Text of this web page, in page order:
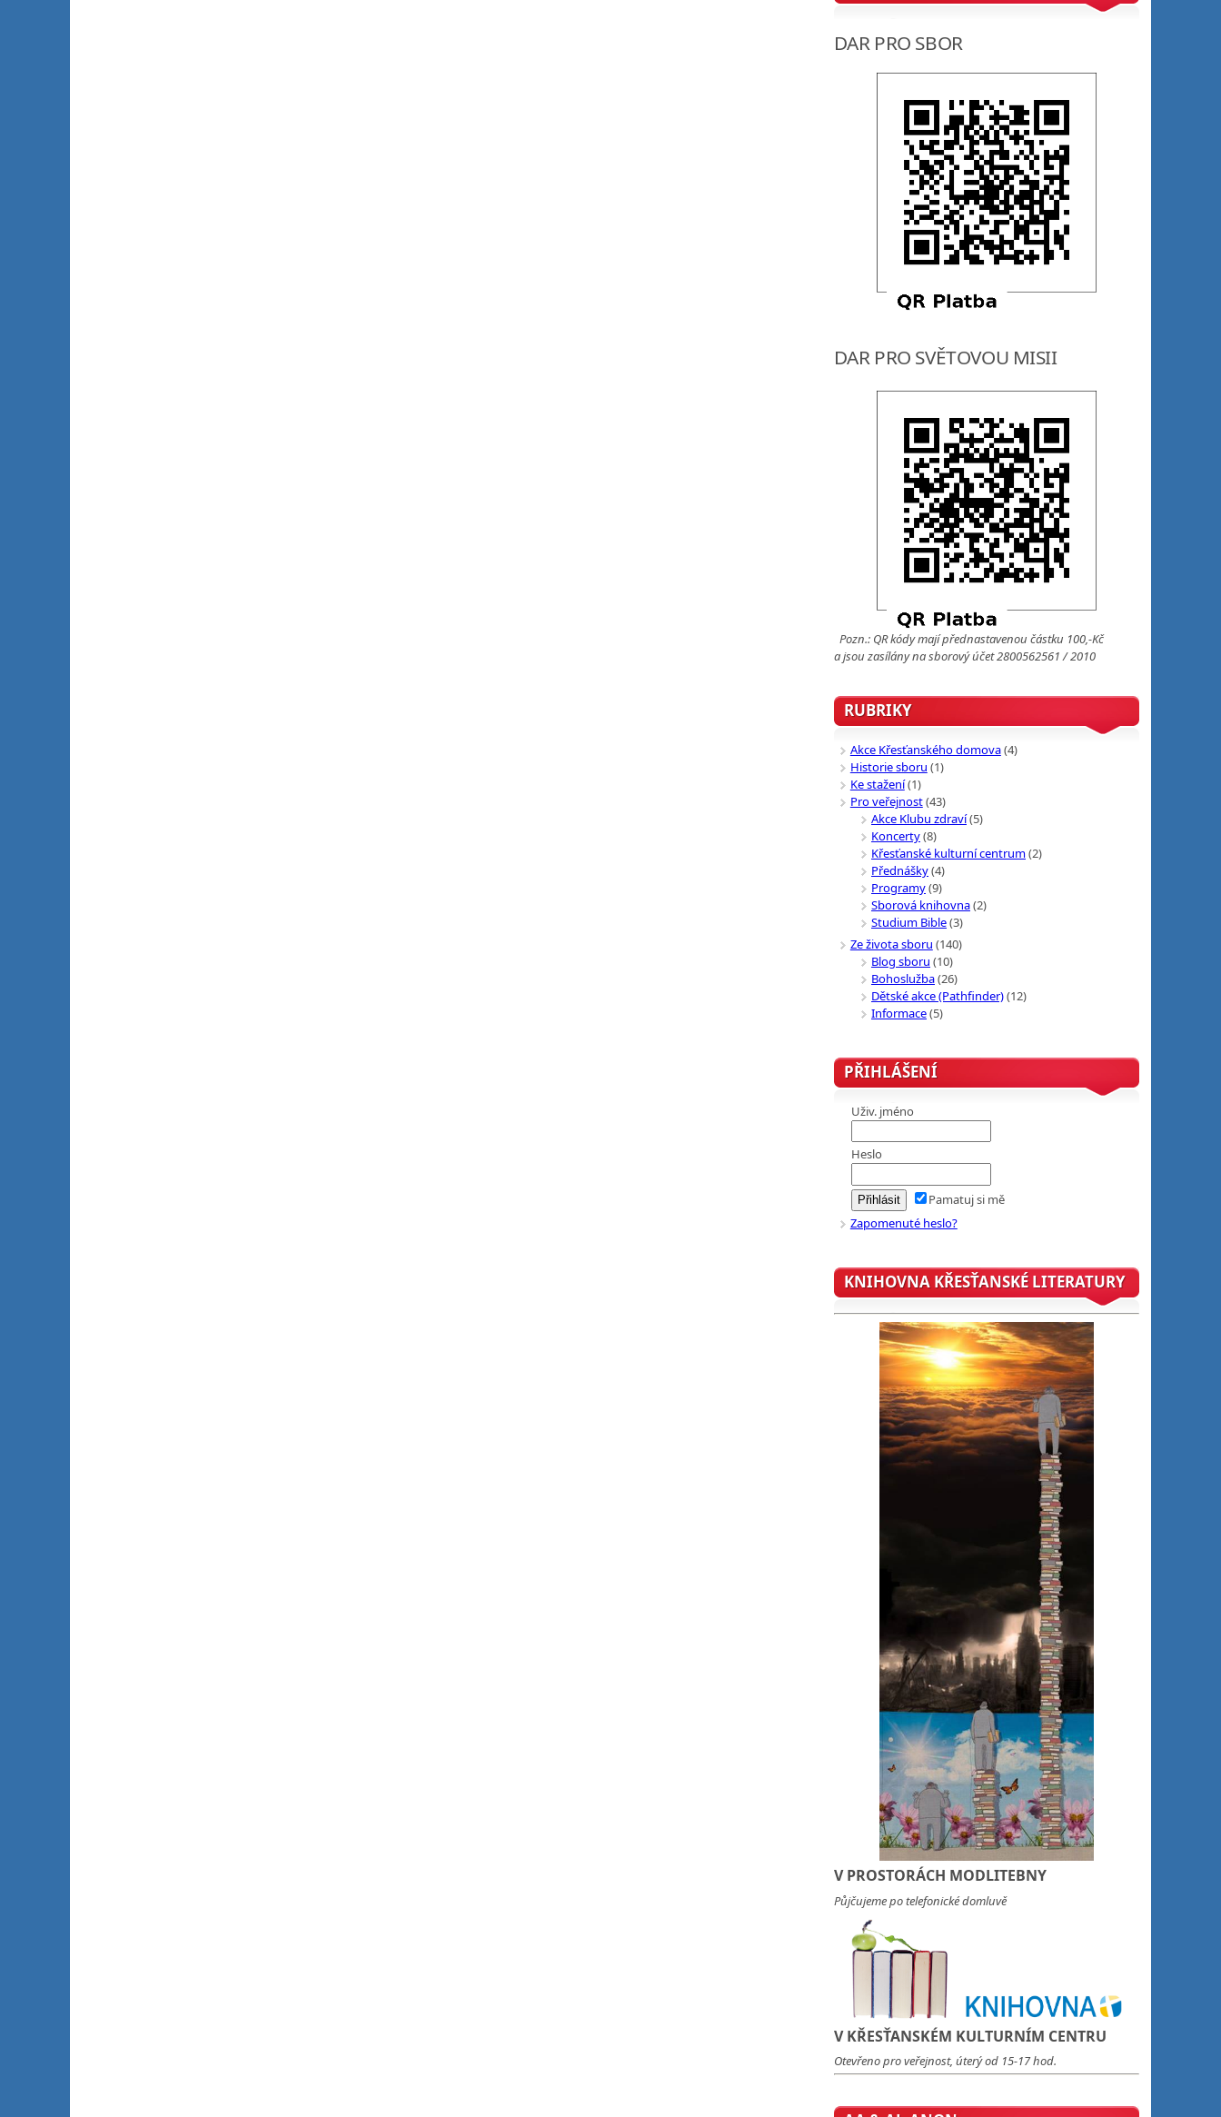
DAR PRO SBOR
DAR PRO SVĚTOVOU MISII
Pozn.: QR kódy mají přednastavenou částku 100,-Kč
a jsou zasílány na sborový účet 2800562561 / 2010
RUBRIKY
Akce Křesťanského domova(4)
Historie sboru (1)
Ke stažení(1)
Pro veřejnost(43)
Akce Klubu zdraví(5)
Koncerty(8)
Křesťanské kulturní centrum(2)
Přednášky(4)
Programy(9)
Sborová knihovna(2)
Studium Bible(3)
Ze života sboru (140)
Blog sboru (10)
Bohoslužba(26)
Dětské akce (Pathfinder)(12)
Informace(5)
PŘIHLÁŠENÍ
Uživ. jméno
Heslo
Pamatuj si mě
Zapomenuté heslo?
KNIHOVNA KŘESŤANSKÉ LITERATURY
V PROSTORÁCH MODLITEBNY
Půjčujeme po telefonické domluvě
V KŘESŤANSKÉM KULTURNÍM CENTRU
Otevřeno pro veřejnost, úterý od 15-17 hod.